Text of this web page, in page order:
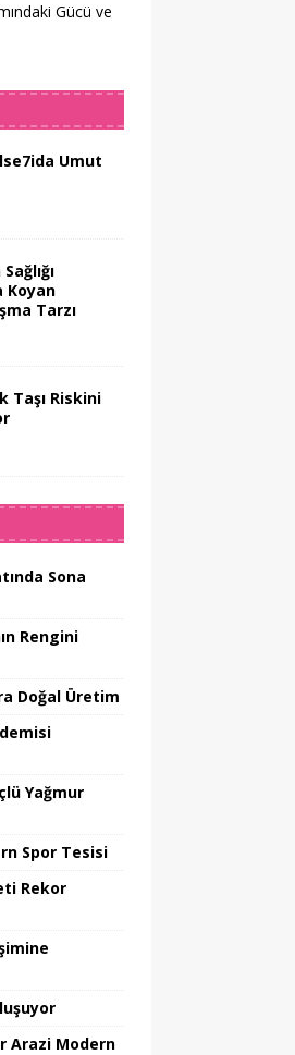
Gücü ve
Umut
Koyan
Tarzı
Taşı Riskini
Sona
Rengini
Doğal Üretim
Yağmur
Spor Tesisi
Rekor
Arazi Modern